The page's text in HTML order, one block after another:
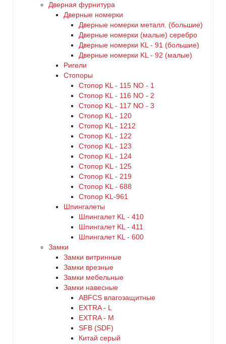
Дверная фурнитура
Дверные номерки
Дверные номерки металл. (большие)
Дверные номерки (малые) серебро
Дверные номерки KL - 91 (большие)
Дверные номерки KL - 92 (малые)
Ригели
Стопоры
Стопор KL - 115 NO - 1
Стопор KL - 116 NO - 2
Стопор KL - 117 NO - 3
Стопор KL - 120
Стопор KL - 1212
Стопор KL - 122
Стопор KL - 123
Стопор KL - 124
Стопор KL - 125
Стопор KL - 219
Стопор KL - 688
Стопор KL-961
Шпингалеты
Шпингалет KL - 410
Шпингалет KL - 411
Шпингалет KL - 600
Замки
Замки витринные
Замки врезные
Замки мебельные
Замки навесные
ABFCS влагозащитные
EXTRA - L
EXTRA - М
SFB (SDF)
Китай серый